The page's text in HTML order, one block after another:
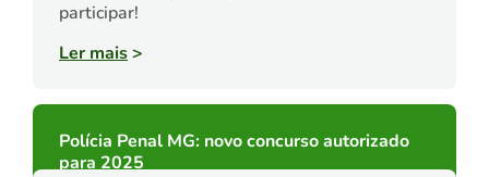
participar!
Ler mais>
Polícia Penal MG: novo concurso autorizado
para 2025